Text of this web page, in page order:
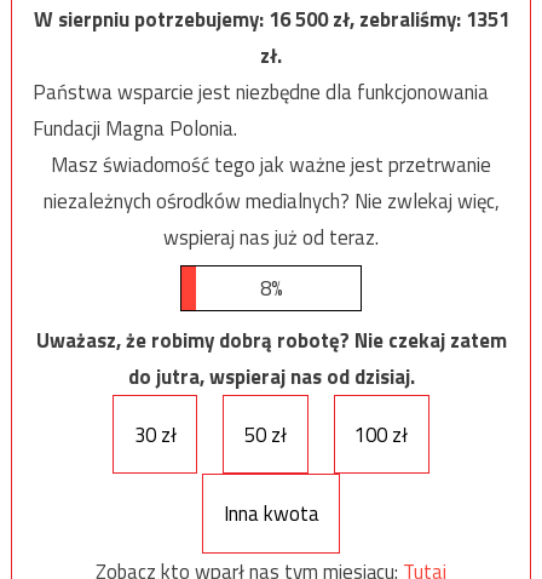
W sierpniu potrzebujemy:16 500zł, zebraliśmy:1351
zł.
Państwa wsparcie jest niezbędne dla funkcjonowania
Fundacji Magna Polonia.
Masz świadomość tego jak ważne jest przetrwanie
niezależnych ośrodków medialnych? Nie zwlekaj więc,
wspieraj nas już od teraz.
8%
Uważasz, że robimy dobrą robotę? Nie czekaj zatem
do jutra, wspieraj nas od dzisiaj.
30 zł
50 zł 100 zł
Inna kwota
Zobacz kto wparł nas tym miesiącu: Tutaj